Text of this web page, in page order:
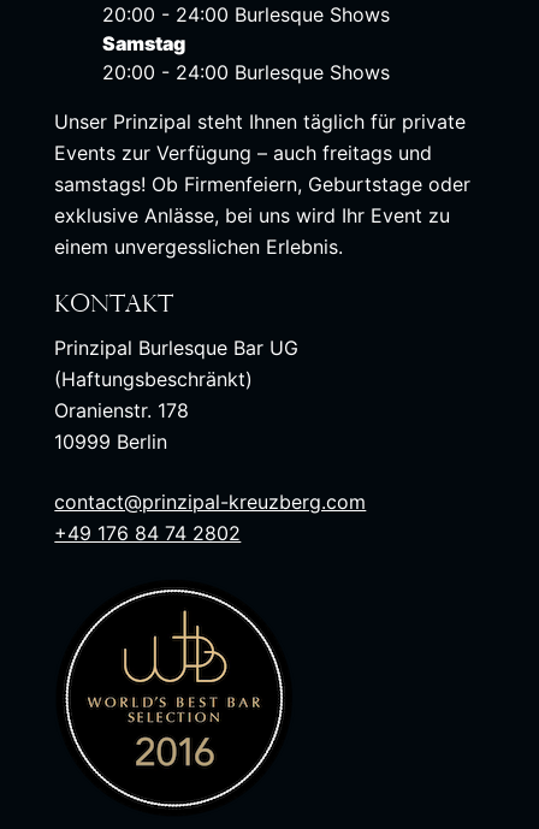
20:00 - 24:00 Burlesque Shows
Samstag
20:00 - 24:00 Burlesque Shows
Unser Prinzipal steht Ihnen täglich für private
Events zur Verfügung – auch freitags und
samstags! Ob Firmenfeiern, Geburtstage oder
exklusive Anlässe, bei uns wird Ihr Event zu
einem unvergesslichen Erlebnis.
Kontakt
Prinzipal Burlesque Bar UG
(Haftungsbeschränkt)
Oranienstr. 178
10999 Berlin
contact@prinzipal-kreuzberg.com
+49 176 84 74 2802